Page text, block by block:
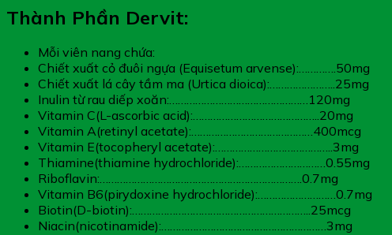
Thành Phần Dervit:
Mỗi viên nang chứa:
Chiết xuất cỏ đuôi ngựa (Equisetum arvense):………….50mg
Chiết xuất lá cây tầm ma (Urtica dioica):…………………..25mg
Inulin từ rau diếp xoăn:…………………………………………120mg
Vitamin C(L-ascorbic acid):……………………………………..20mg
Vitamin A(retinyl acetate):……………………………………400mcg
Vitamin E(tocopheryl acetate):…………………………………..3mg
Thiamine(thiamine hydrochloride):…………………………0.55mg
Riboflavin:…………………………………………………………….0.7mg
Vitamin B6(pirydoxine hydrochloride):………………………0.7mg
Biotin(D-biotin):……………………………………………………..25mcg
Niacin(nicotinamide):…………………………………………………3mg